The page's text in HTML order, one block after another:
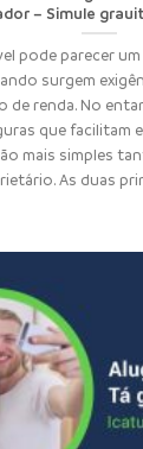
– Simule
pode parecer
surgem
de renda. No
que facilitam
mais simples
As duas